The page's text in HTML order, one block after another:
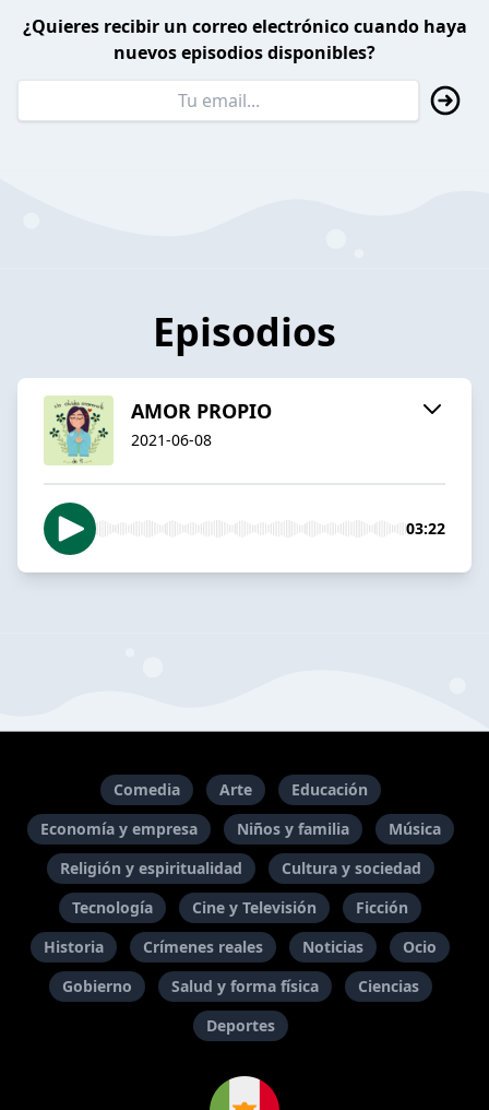
¿Quieres recibir un correo electrónico cuando haya
nuevos episodios disponibles?
Episodios
AMOR PROPIO
2021-06-08
03:22
Comedia Arte
Educación
Economía y empresa
Niños y familia
Música
Religión y espiritualidad
Cultura y sociedad
Tecnología
Cine y Televisión
Ficción
Historia
Crímenes reales Noticias
Ocio
Gobierno
Salud y forma física
Ciencias
Deportes